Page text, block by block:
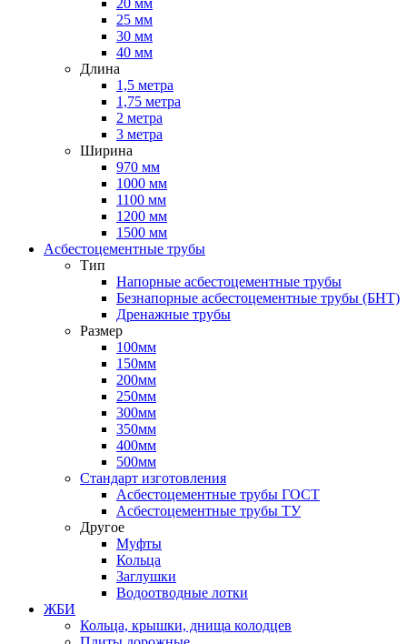
20 мм
25 мм
30 мм
40 мм
Длина
1,5 метра
1,75 метра
2 метра
3 метра
Ширина
970 мм
1000 мм
1100 мм
1200 мм
1500 мм
Асбестоцементные трубы
Тип
Напорные асбестоцементные трубы
Безнапорные асбестоцементные трубы (БНТ)
Дренажные трубы
Размер
100мм
150мм
200мм
250мм
300мм
350мм
400мм
500мм
Стандарт изготовления
Асбестоцементные трубы ГОСТ
Асбестоцементные трубы ТУ
Другое
Муфты
Кольца
Заглушки
Водоотводные лотки
ЖБИ
Кольца, крышки, днища колодцев